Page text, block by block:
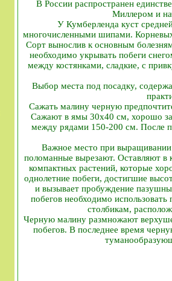
В России распространен
Миллером и
У Кумберленда куст
многочисленными шипами.
Сорт вынослив к основным
необходимо укрывать побеги
между костянками, сладкие, с
Выбор места под посадку,
Сажать малину черную
Сажают в ямы 30x40 см, хорошо
между рядами 150-200 см. После
Важное место при
поломанные вырезают. Оставляют в
компактных растений, которые
однолетние побеги, достигшие
и вызывает пробуждение
побегов необходимо
столбикам,
Черную малину размножают
побегов. В последнее время